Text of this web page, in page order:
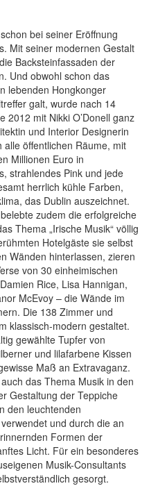
bei seiner Eröffnung
Mit seiner modernen Gestalt
Backsteinfassaden der
Und obwohl schon das
lebenden Hongkonger
galt, wurde nach 14
2012 mit Nikki O’Donell ganz
und Interior Designerin
öffentlichen Räume, mit
Millionen Euro in
strahlendes Pink und jede
herrlich kühle Farben,
das Dublin auszeichnet.
zudem die erfolgreiche
Thema „Irische Musik“ völlig
Hotelgäste sie selbst
Wänden hinterlassen, zieren
von 30 einheimischen
Rice, Lisa Hannigan,
McEvoy – die Wände im
Die 138 Zimmer und
klassisch-modern gestaltet.
gewählte Tupfer von
und lilafarbene Kissen
Maß an Extravaganz.
das Thema Musik in den
Gestaltung der Teppiche
den leuchtenden
und durch die an
Formen der
Licht. Für ein besonderes
Musik-Consultants
gesorgt.